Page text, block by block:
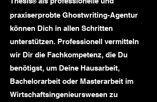
®
praxiserprobte Ghostwriting-Agentur
können Dich in allen Schritten
unterstützen. Professionell vermitteln
wir Dir die Fachkompetenz, die Du
benötigst, um Deine Hausarbeit,
Bachelorarbeit oder Masterarbeit im
Wirtschaftsingenieurswesen zu